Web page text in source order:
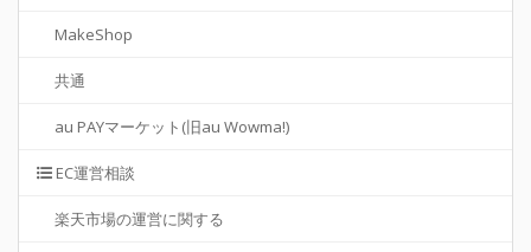
MakeShop
共通
au PAYマーケット(旧au Wowma!)
EC運営相談
楽天市場の運営に関する